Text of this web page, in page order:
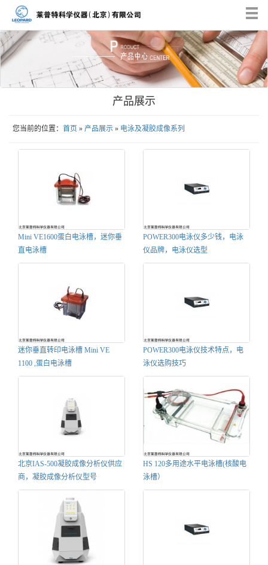
产品展示
您当前的位置： 首页 » 产品展示 » 电泳及凝胶成像系列
Mini VE1600蛋白电泳槽，迷你垂
直电泳槽
POWER300电泳仪多少钱，电泳
仪品牌，电泳仪选型
迷你垂直转印电泳槽 Mini VE
1100 ,蛋白电泳槽
POWER300电泳仪技术特点，电
泳仪选购技巧
北京IAS-500凝胶成像分析仪供应
商，凝胶成像分析仪型号
HS 120多用途水平电泳槽(核酸电
泳槽）